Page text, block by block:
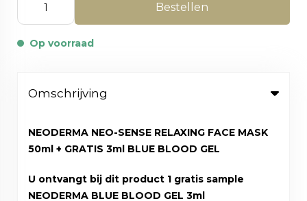
Bestellen
Op voorraad
Omschrijving
NEODERMA NEO-SENSE RELAXING FACE MASK
50ml + GRATIS 3ml BLUE BLOOD GEL
U ontvangt bij dit product 1 gratis sample
NEODERMA BLUE BLOOD GEL 3ml